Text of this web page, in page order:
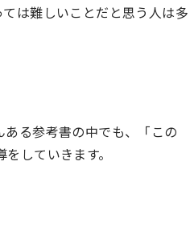
は難しいことだと思う人は多
る参考書の中でも、「この
していきます。